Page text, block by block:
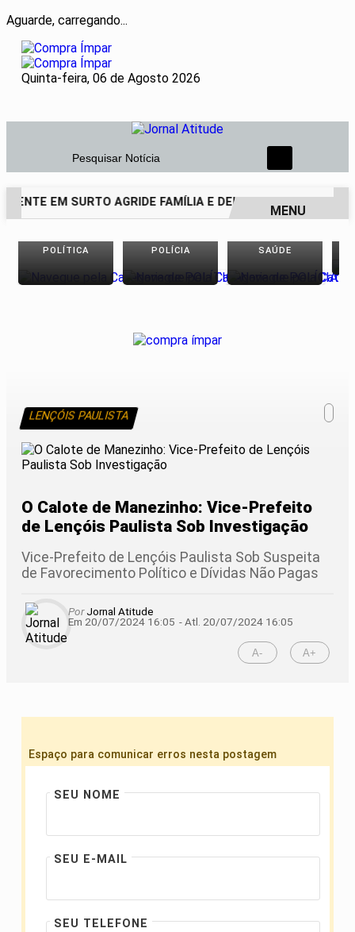
Aguarde, carregando...
Quinta-feira, 06 de Agosto 2026
Pesquisar Notícia
EM SURTO AGRIDE FAMÍLIA E DEIXA PAI DE 69 ANOS
EM ALTA
MENU
POLÍTICA POLÍCIA SAÚDE
LENÇÓIS PAULISTA
O Calote de Manezinho: Vice-Prefeito
de Lençóis Paulista Sob Investigação
Vice-Prefeito de Lençóis Paulista Sob Suspeita
de Favorecimento Político e Dívidas Não Pagas
PorJornal Atitude
Em 20/07/2024 16:05 - Atl. 20/07/2024 16:05
A- A+
Espaço para comunicar erros nesta postagem
SEU NOME
SEU E-MAIL
SEU TELEFONE